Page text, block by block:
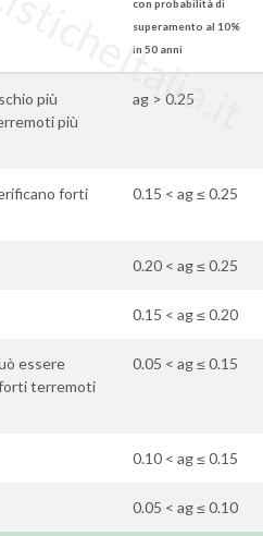
con probabilità di
superamento al 10%
in 50 anni
più
più
ag > 0.25
forti
0.15 < ag ≤ 0.25
0.20 < ag ≤ 0.25
0.15 < ag ≤ 0.20
essere
terremoti
0.05 < ag ≤ 0.15
0.10 < ag ≤ 0.15
0.05 < ag ≤ 0.10